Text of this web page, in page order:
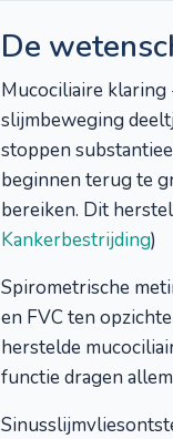
De
Mucociliaire klaring
slijmbeweging
stoppen
beginnen terug te
bereiken. Dit
Kankerbestrijding)
Spirometrische
en FVC ten
herstelde
functie dragen